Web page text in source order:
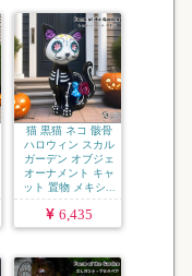
猫 黒猫 ネコ 骸骨
ハロウィン スカル
ガーデン オブジェ
オーナメント キャ
ット 置物 メキシ...
6,435